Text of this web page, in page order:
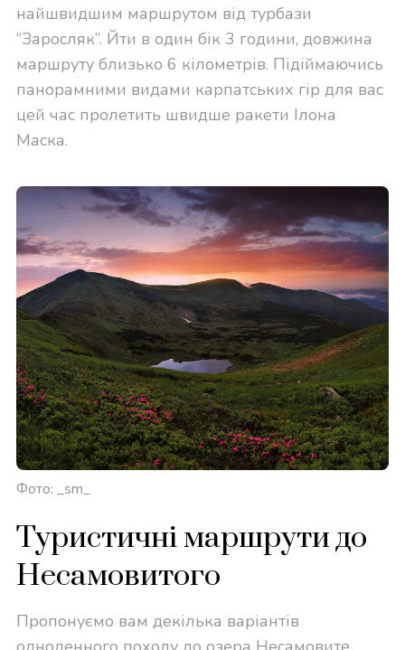
найшвидшим маршрутом від турбази
“Заросляк”. Йти в один бік 3 години, довжина
маршруту близько 6 кілометрів. Підіймаючись
панорамними видами карпатських гір для вас
цей час пролетить швидше ракети Ілона
Маска.
Фото: _sm_
Туристичні маршрути до
Несамовитого
Пропонуємо вам декілька варіантів